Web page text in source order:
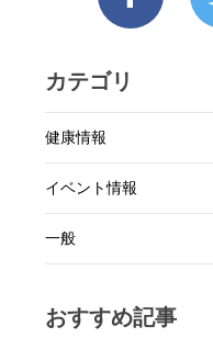
カテゴリ
健康情報
イベント情報
一般
おすすめ記事